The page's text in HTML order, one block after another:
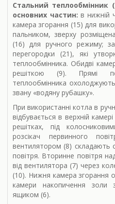
Стальний теплообмінник
основних частин: в нижній
камера згорання (15) для
пальником, зверху
(16) для ручного режиму;
перегородки (21), які
теплообмінника. Обидві
решіткою (9). Прямі
теплообмінника
звану «водяну рубашку».
При використанні котла в
відбувається в верхній
решітках, під
розсікач первинного
вентилятором (8) складають
повітря. Вторинне повітря
від вентилятора (7) через
(10). Нижня камера згорання
камери накопичення золи
ящиком (6).